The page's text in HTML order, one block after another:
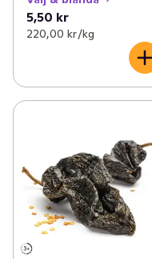
5,50 kr
220,00 kr /kg